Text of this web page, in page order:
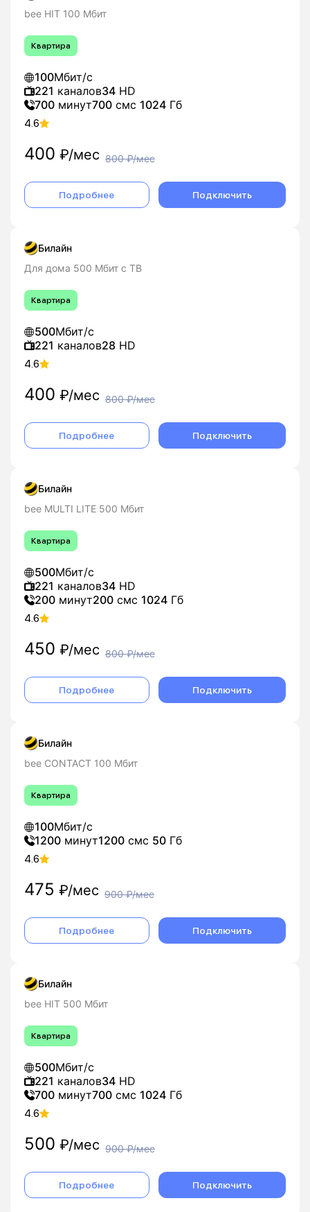
bee HIT 100 Мбит
Квартира
100Мбит/с
221 каналов34 HD
700 минут700 смс 1024 Гб
4.6
400 ₽/мес 800₽/мес
Подробнее Подключить
Билайн
Для дома 500 Мбит с ТВ
Квартира
500Мбит/с
221 каналов28 HD
4.6
400 ₽/мес 800₽/мес
Подробнее Подключить
Билайн
bee MULTI LITE 500 Мбит
Квартира
500Мбит/с
221 каналов34 HD
200 минут200 смс 1024 Гб
4.6
450 ₽/мес 800₽/мес
Подробнее Подключить
Билайн
bee CONTACT 100 Мбит
Квартира
100Мбит/с
1200 минут1200 смс 50 Гб
4.6
475 ₽/мес 900₽/мес
Подробнее Подключить
Билайн
bee HIT 500 Мбит
Квартира
500Мбит/с
221 каналов34 HD
700 минут700 смс 1024 Гб
4.6
500 ₽/мес 900₽/мес
Подробнее Подключить